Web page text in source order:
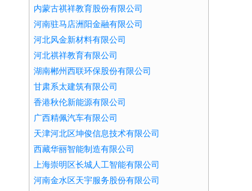
内蒙古祺祥教育股份有限公司
河南驻马店洲阳金融有限公司
河北风金新材料有限公司
河北祺祥教育有限公司
湖南郴州西联环保股份有限公司
甘肃系太建筑有限公司
香港秋伦新能源有限公司
广西精佩汽车有限公司
天津河北区坤俊信息技术有限公司
西藏华丽智能制造有限公司
上海崇明区长城人工智能有限公司
河南金水区天宇服务股份有限公司